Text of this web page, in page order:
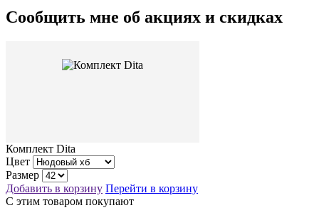
Сообщить мне об акциях и скидках
Комплект Dita
Цвет
Размер
Добавить в корзину Перейти в корзину
С этим товаром покупают